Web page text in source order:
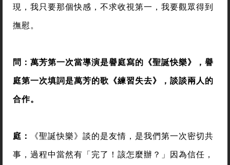
現，我只要那個快感，不求收視第一，我要觀眾得到
撫慰。
問：萬芳第一次當導演是譽庭寫的《聖誕快樂》，譽
庭第一次填詞是萬芳的歌《練習失去》，談談兩人的
合作。
庭：
《聖誕快樂》談的是友情，是我們第一次密切共
事，過程中當然有「完了！該怎麼辦？」因為信任，